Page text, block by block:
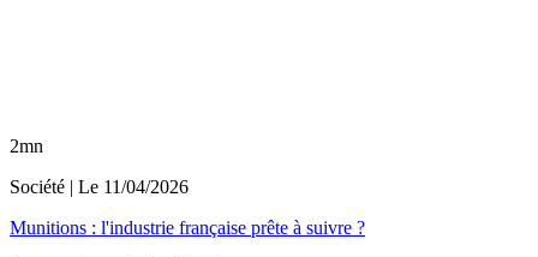
2mn
Société | Le 11/04/2026
Munitions : l'industrie française prête à suivre ?